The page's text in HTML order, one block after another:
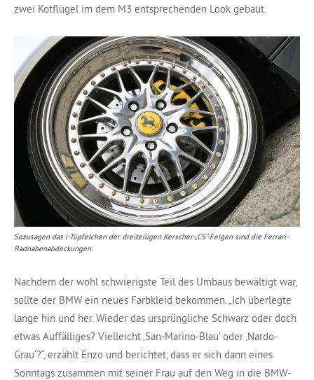
zwei Kotflügel im dem M3 entsprechenden Look gebaut.
Sozusagen das i-Tüpfelchen der dreiteiligen Kerscher-„CS“-Felgen sind die Ferrari-
Radnabenabdeckungen.
Nachdem der wohl schwierigste Teil des Umbaus bewältigt war,
sollte der BMW ein neues Farbkleid bekommen. „Ich überlegte
lange hin und her. Wieder das ursprüngliche Schwarz oder doch
etwas Auffälliges? Vielleicht ‚San-Marino-Blau‘ oder ‚Nardo-
Grau‘?“, erzählt Enzo und berichtet, dass er sich dann eines
Sonntags zusammen mit seiner Frau auf den Weg in die BMW-